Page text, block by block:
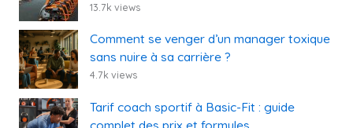
13.7k views
Comment se venger d’un manager toxique
sans nuire à sa carrière ?
4.7k views
Tarif coach sportif à Basic-Fit : guide
complet des prix et formules